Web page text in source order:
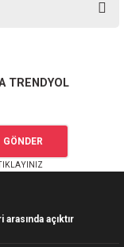
tarafımıza
TRENDYOL
GÖNDER
açıktır